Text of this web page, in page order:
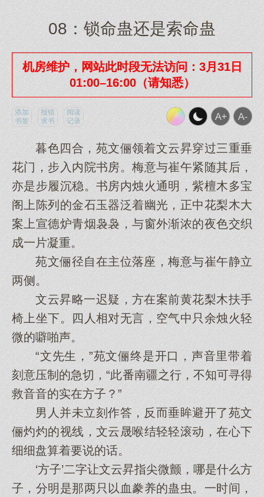
08：锁命蛊还是索命蛊
机房维护，网站此时段无法访问：3月31日
01:00–16:00（请知悉）
添加
书签
报错
求书
阅读
记录
暮色四合，苑文俪领着文云昇穿过三重垂
花门，步入内院书房。梅意与崔午紧随其后，
亦是步履沉稳。书房内烛火通明，紫檀木多宝
阁上陈列的金石玉器泛着幽光，正中花梨木大
案上宣德炉青烟袅袅，与窗外渐浓的夜色交织
成一片凝重。
苑文俪径自在主位落座，梅意与崔午静立
两侧。
文云昇略一迟疑，方在案前黄花梨木扶手
椅上坐下。四人相对无言，空气中只余烛火轻
微的噼啪声。
“文先生，”苑文俪终是开口，声音里带着
刻意压制的急切，“此番南疆之行，不知可寻得
救音音的实在方子？”
男人并未立刻作答，反而垂眸避开了苑文
俪灼灼的视线，文云晟喉结轻轻滚动，在心下
细细盘算着要说的话。
‘方子’二字让文云昇指尖微颤，哪是什么方
子，分明是那两只以血豢养的蛊虫。一时间，